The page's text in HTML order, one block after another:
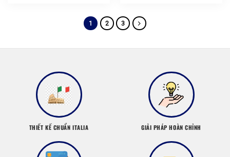
1 2 3
THIẾT KẾ CHUẨN ITALIA GIẢI PHÁP HOÀN CHỈNH